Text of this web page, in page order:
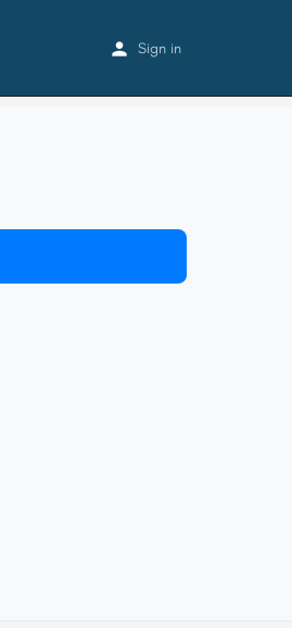
Sign in
Listings 青梅福祉作業所